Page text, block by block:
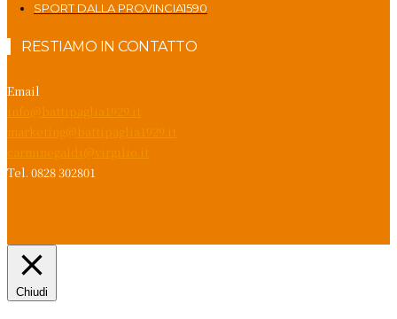
SPORT DALLA PROVINCIA1590
RESTIAMO IN CONTATTO
Email
Tel. 0828 302801
Chiudi